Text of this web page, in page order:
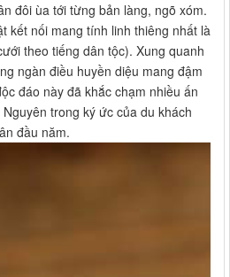
đôi ùa tới từng bản làng, ngõ xóm.
kết nối mang tính linh thiêng nhất là
theo tiếng dân tộc). Xung quanh
ngàn điều huyền diệu mang đậm
đáo này đã khắc chạm nhiều ấn
trong ký ức của du khách
đầu năm.